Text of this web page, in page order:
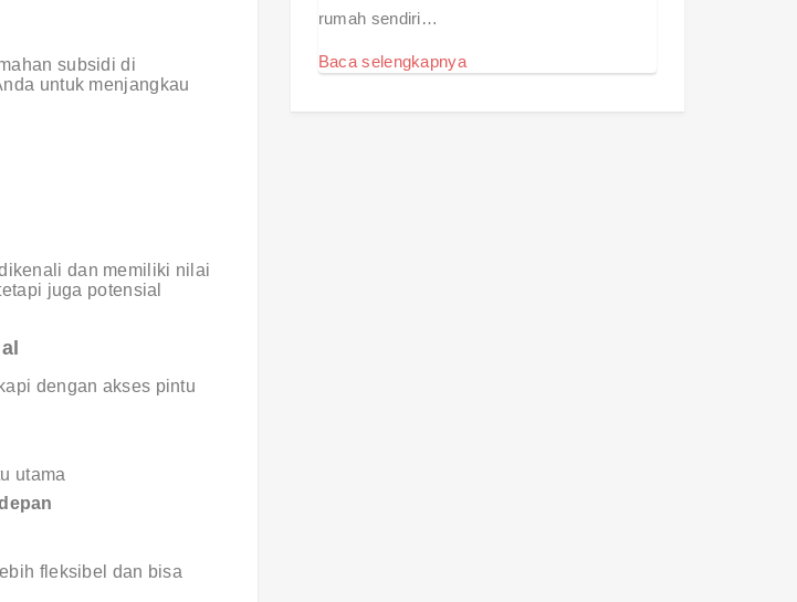
subsidi di
untuk menjangkau
dan memiliki nilai
juga potensial
dengan akses pintu
utama
fleksibel dan bisa
rumah sendiri…
Baca selengkapnya